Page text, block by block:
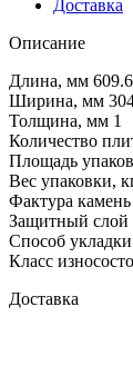
Доставка
Описание
Длина, мм 609.6
Ширина, мм
Толщина, мм 1
Количество
Площадь
Вес упаковки,
Фактура камень
Защитный слой
Способ
Класс
Доставка